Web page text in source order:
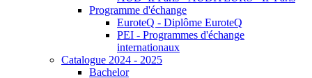
Programme d'échange
EuroteQ - Diplôme EuroteQ
PEI - Programmes d'échange
internationaux
Catalogue 2024 - 2025
Bachelor